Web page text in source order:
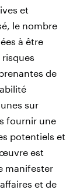
et
le nombre
à être
de
sur
fournir une
potentiels et
est
manifester
et de